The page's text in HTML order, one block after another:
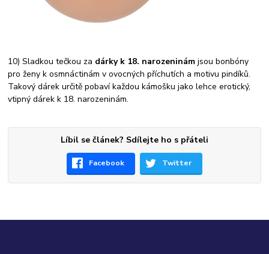
10) Sladkou tečkou za dárky k 18. narozeninám jsou bonbóny
pro ženy k osmnáctinám v ovocných příchutích a motivu pindíků.
Takový dárek určitě pobaví každou kámošku jako lehce erotický,
vtipný dárek k 18. narozeninám.
Líbil se článek? Sdílejte ho s přáteli
Facebook Twitter